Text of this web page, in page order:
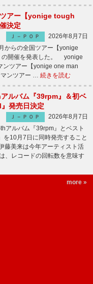
アー【yonige tough
決定
Ｊ－ＰＯＰ
2026年8月7日
からの全国ツアー【yonige
の開催を発表した。 yonige
ンツアー【yonige one man
マンツアー … 続きを読む
ルバム『39rpm』＆初ベ
発売日決定
Ｊ－ＰＯＰ
2026年8月7日
アルバム『39rpm』とベスト
を10月7日に同時発売すること
美来は今年アーティスト活
、レコードの回転数を意味す
more »